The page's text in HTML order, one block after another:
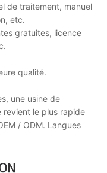
de traitement, manuel
etc.
gratuites, licence
qualité.
une usine de
revient le plus rapide
/ ODM. Langues